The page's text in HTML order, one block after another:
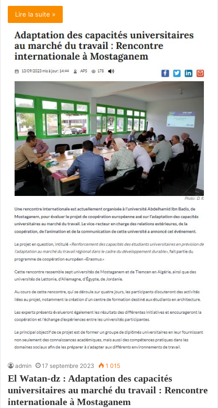
Lire la suite »
admin 17 septembre 2023 1 015
El Watan-dz : Adaptation des capacités
universitaires au marché du travail : Rencontre
internationale à Mostaganem